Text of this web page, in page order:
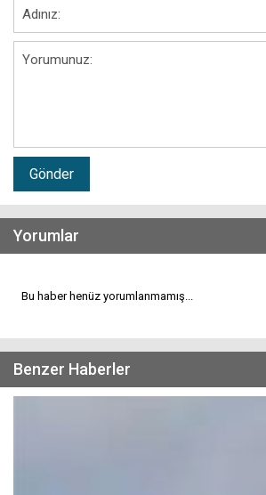
Gönder
Yorumlar
Bu haber henüz yorumlanmamış...
Benzer Haberler